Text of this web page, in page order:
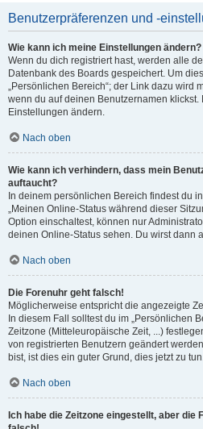
Benutzerpräferenzen und -
Wie kann ich meine Einstellungen ändern?
Wenn du dich registriert hast, werden alle
Datenbank des Boards gespeichert. Um
„Persönlichen Bereich“; der Link dazu wird
wenn du auf deinen Benutzernamen klickst.
Einstellungen ändern.
Nach oben
Wie kann ich verhindern, dass mein
auftaucht?
In deinem persönlichen Bereich findest du
„Meinen Online-Status während dieser
Option einschaltest, können nur
deinen Online-Status sehen. Du wirst dann
Nach oben
Die Forenuhr geht falsch!
Möglicherweise entspricht die angezeigte
In diesem Fall solltest du im „Persönlichen
Zeitzone (Mitteleuropäische Zeit, ...)
von registrierten Benutzern geändert
bist, ist dies ein guter Grund, dies jetzt zu
Nach oben
Ich habe die Zeitzone eingestellt, aber die